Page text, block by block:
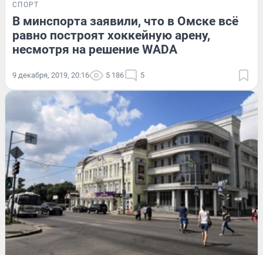
СПОРТ
В минспорта заявили, что в Омске всё
равно построят хоккейную арену,
несмотря на решение WADA
9 декабря, 2019, 20:16 5 186 5